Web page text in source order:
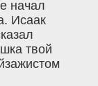
начал
Исаак
твой